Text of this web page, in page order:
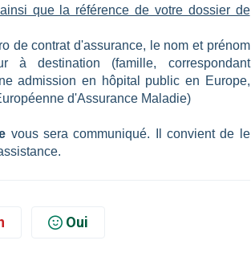
ainsi que la référence de votre dossier de
de contrat d'assurance, le nom et prénom
à destination (famille, correspondant
admission en hôpital public en Europe,
d'Assurance Maladie)
vous sera communiqué. Il convient de le
Oui